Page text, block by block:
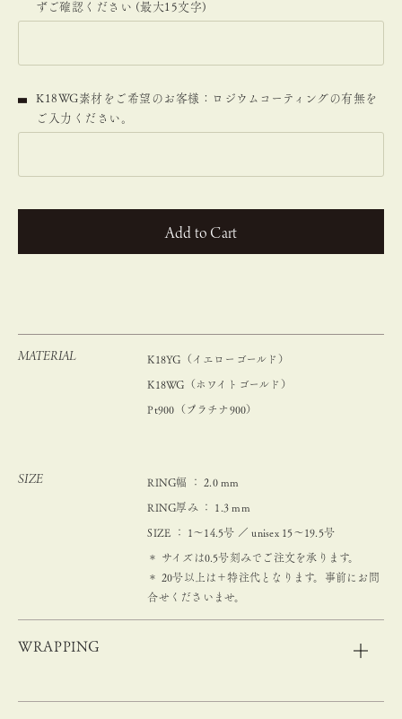
ずご確認ください (最大15文字)
K18WG素材をご希望のお客様：ロジウムコーティングの有無を
ご入力ください。
カートに入れる
MATERIAL K18YG（イエローゴールド）
K18WG（ホワイトゴールド）
Pt900（プラチナ900）
SIZE RING幅 ： 2.0 mm
RING厚み ： 1.3 mm
SIZE ： 1～14.5号 ／ unisex 15〜19.5号
＊ サイズは0.5号刻みでご注文を承ります。
＊ 20号以上は＋特注代となります。事前にお問
合せくださいませ。
WRAPPING